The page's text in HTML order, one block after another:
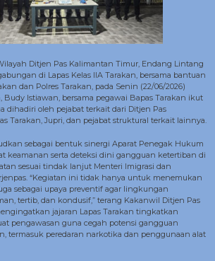
Ditjen Pas Kalimantan Timur, Endang Lintang
di Lapas Kelas IIA Tarakan, bersama bantuan
dan Polres Tarakan, pada Senin (22/06/2026)
Budy Istiawan, bersama pegawai Bapas Tarakan ikut
dihadiri oleh pejabat terkait dari Ditjen Pas
Tarakan, Jupri, dan pejabat struktural terkait lainnya.
sebagai bentuk sinergi Aparat Penegak Hukum
keamanan serta deteksi dini gangguan ketertiban di
sesuai tindak lanjut Menteri Imigrasi dan
“Kegiatan ini tidak hanya untuk menemukan
sebagai upaya preventif agar lingkungan
tertib, dan kondusif,” terang Kakanwil Ditjen Pas
jajaran Lapas Tarakan tingkatkan
pengawasan guna cegah potensi gangguan
termasuk peredaran narkotika dan penggunaan alat